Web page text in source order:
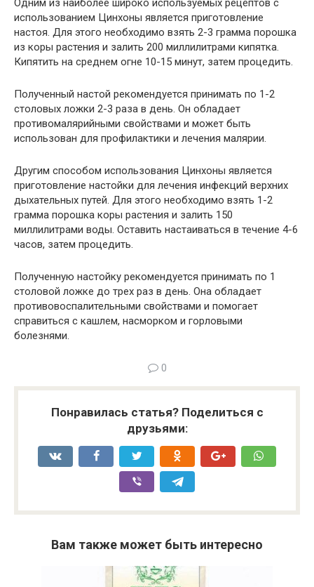
Одним из наиболее широко используемых рецептов с
использованием Цинхоны является приготовление
настоя. Для этого необходимо взять 2-3 грамма порошка
из коры растения и залить 200 миллилитрами кипятка.
Кипятить на среднем огне 10-15 минут, затем процедить.
Полученный настой рекомендуется принимать по 1-2
столовых ложки 2-3 раза в день. Он обладает
противомалярийными свойствами и может быть
использован для профилактики и лечения малярии.
Другим способом использования Цинхоны является
приготовление настойки для лечения инфекций верхних
дыхательных путей. Для этого необходимо взять 1-2
грамма порошка коры растения и залить 150
миллилитрами воды. Оставить настаиваться в течение 4-6
часов, затем процедить.
Полученную настойку рекомендуется принимать по 1
столовой ложке до трех раз в день. Она обладает
противовоспалительными свойствами и помогает
справиться с кашлем, насморком и горловыми
болезнями.
0
Понравилась статья? Поделиться с
друзьями:
Вам также может быть интересно